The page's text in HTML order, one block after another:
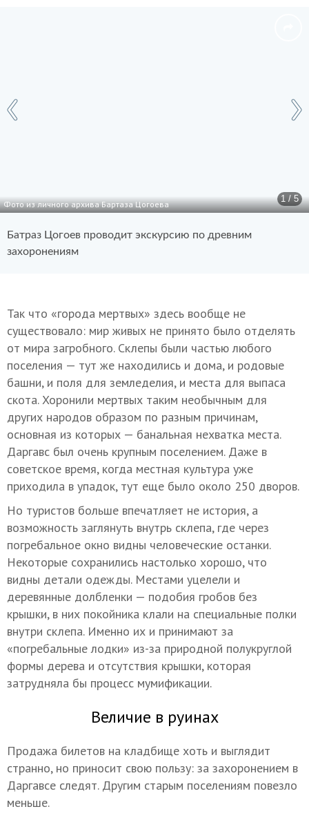
1 / 5
Фото из личного архива Бартаза Цогоева
Батраз Цогоев проводит экскурсию по древним
захоронениям
Так что «города мертвых» здесь вообще не
существовало: мир живых не принято было отделять
от мира загробного. Склепы были частью любого
поселения — тут же находились и дома, и родовые
башни, и поля для земледелия, и места для выпаса
скота. Хоронили мертвых таким необычным для
других народов образом по разным причинам,
основная из которых — банальная нехватка места.
Даргавс был очень крупным поселением. Даже в
советское время, когда местная культура уже
приходила в упадок, тут еще было около 250 дворов.
Но туристов больше впечатляет не история, а
возможность заглянуть внутрь склепа, где через
погребальное окно видны человеческие останки.
Некоторые сохранились настолько хорошо, что
видны детали одежды. Местами уцелели и
деревянные долбленки — подобия гробов без
крышки, в них покойника клали на специальные полки
внутри склепа. Именно их и принимают за
«погребальные лодки» из-за природной полукруглой
формы дерева и отсутствия крышки, которая
затрудняла бы процесс мумификации.
Величие в руинах
Продажа билетов на кладбище хоть и выглядит
странно, но приносит свою пользу: за захоронением в
Даргавсе следят. Другим старым поселениям повезло
меньше.